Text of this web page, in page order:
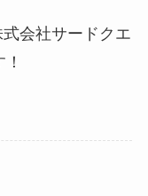
会社サードクエ